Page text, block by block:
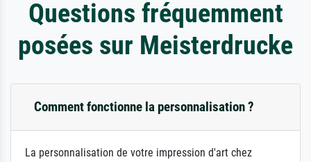
Questions fréquemment
posées sur Meisterdrucke
Comment fonctionne la personnalisation ?
La personnalisation de votre impression d'art chez